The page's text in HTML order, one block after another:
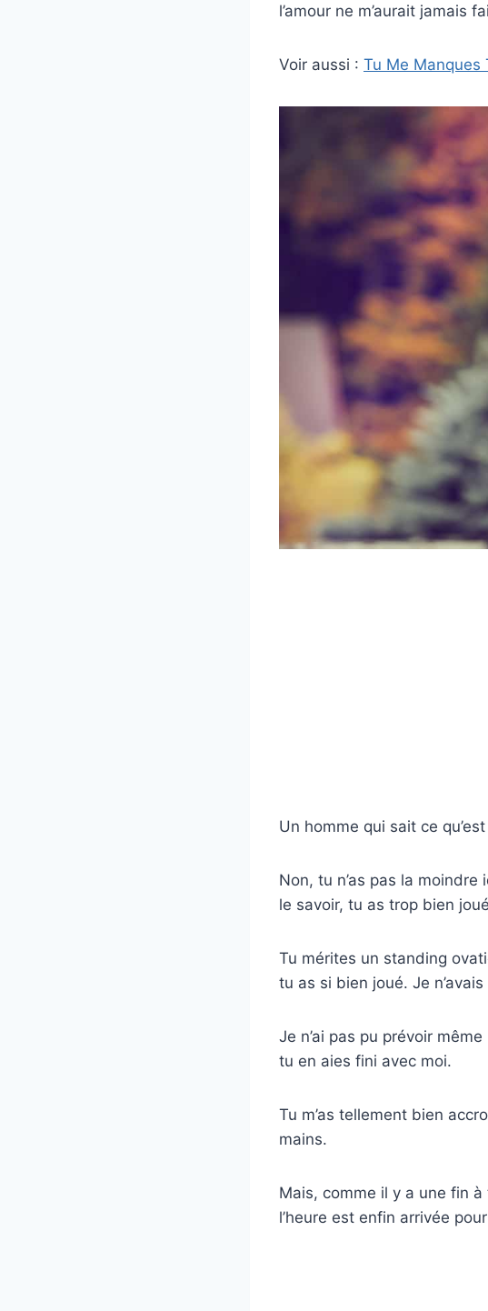
l’amour ne m’aurait jamais
Voir aussi : Tu Me Manques
Un homme qui sait ce
Non, tu n’as pas la
le savoir, tu as trop bien
Tu mérites un standing
tu as si bien joué. Je
Je n’ai pas pu prévoir
tu en aies fini avec moi.
Tu m’as tellement bien
mains.
Mais, comme il y a une fin
l’heure est enfin arrivée